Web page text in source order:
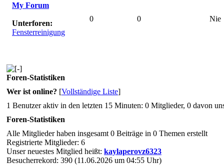
My Forum
Unterforen:
Fensterreinigung
0 0 Nie
Foren-Statistiken
Wer ist online? [Vollständige Liste]
1 Benutzer aktiv in den letzten 15 Minuten: 0 Mitglieder, 0 davon
Foren-Statistiken
Alle Mitglieder haben insgesamt 0 Beiträge in 0 Themen erstellt
Registrierte Mitglieder: 6
Unser neuestes Mitglied heißt: kaylaperovz6323
Besucherrekord: 390 (11.06.2026 um 04:55 Uhr)